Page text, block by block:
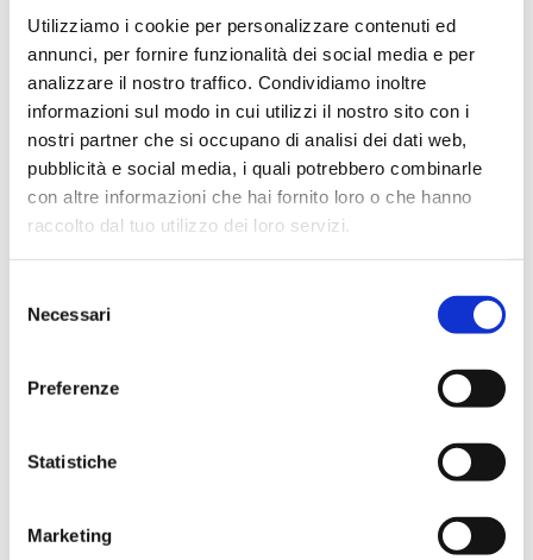
Utilizziamo i cookie per personalizzare contenuti ed
annunci, per fornire funzionalità dei social media e per
analizzare il nostro traffico. Condividiamo inoltre
informazioni sul modo in cui utilizzi il nostro sito con i
nostri partner che si occupano di analisi dei dati web,
pubblicità e social media, i quali potrebbero combinarle
con altre informazioni che hai fornito loro o che hanno
raccolto dal tuo utilizzo dei loro servizi.
delNecessari
Preferenze
Statistiche
Marketing
B2KK15BM0 2 20
B2KK10BMP 2 20
B2KK15BMP 2 20